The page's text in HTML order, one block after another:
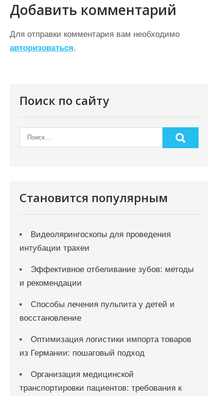
г
а
ц
Добавить комментарий
Для отправки комментария вам необходимо
авторизоваться.
Поиск по сайту
Становится популярным
Видеолярингоскопы для проведения
интубации трахеи
Эффективное отбеливание зубов: методы
и рекомендации
Способы лечения пульпита у детей и
восстановление
Оптимизация логистики импорта товаров
из Германии: пошаговый подход
Организация медицинской
транспортировки пациентов: требования к